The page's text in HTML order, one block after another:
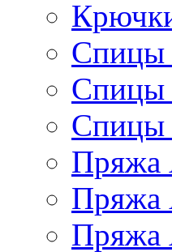
Спицы
Спицы
Пряжа
Пряжа
Пряжа